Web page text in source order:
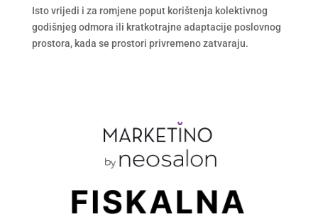
Isto vrijedi i za romjene poput korištenja kolektivnog
godišnjeg odmora ili kratkotrajne adaptacije poslovnog
prostora, kada se prostori privremeno zatvaraju.